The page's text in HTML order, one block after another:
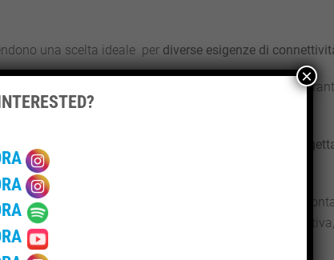
una scelta ideale per diverse esigenze di
facile e preciso, ed il design a doppio contatto
risparmio di spazio e una grande libertà di
che prevengono danni indesiderati ed i blocchi di
applicazioni mobili
che richiedono una potenza
×